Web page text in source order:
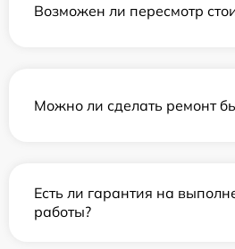
Возможен ли пересмотр
Можно ли сделать ремонт
Есть ли гарантия на
работы?